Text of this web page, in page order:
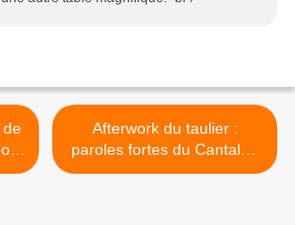
Afterwork du taulier :
paroles fortes du Cantalou
Michel Teyssedou…la